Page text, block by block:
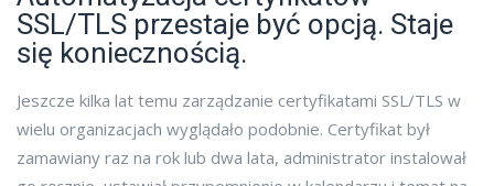
SSL/TLS przestaje być opcją. Staje
się koniecznością.
Jeszcze kilka lat temu zarządzanie certyfikatami SSL/TLS w
wielu organizacjach wyglądało podobnie. Certyfikat był
zamawiany raz na rok lub dwa lata, administrator instalował